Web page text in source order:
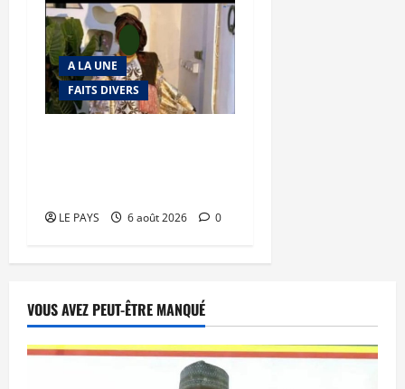
A LA UNE
FAITS DIVERS
LE PAYS 6 août 2026 0
VOUS AVEZ PEUT-ÊTRE MANQUÉ